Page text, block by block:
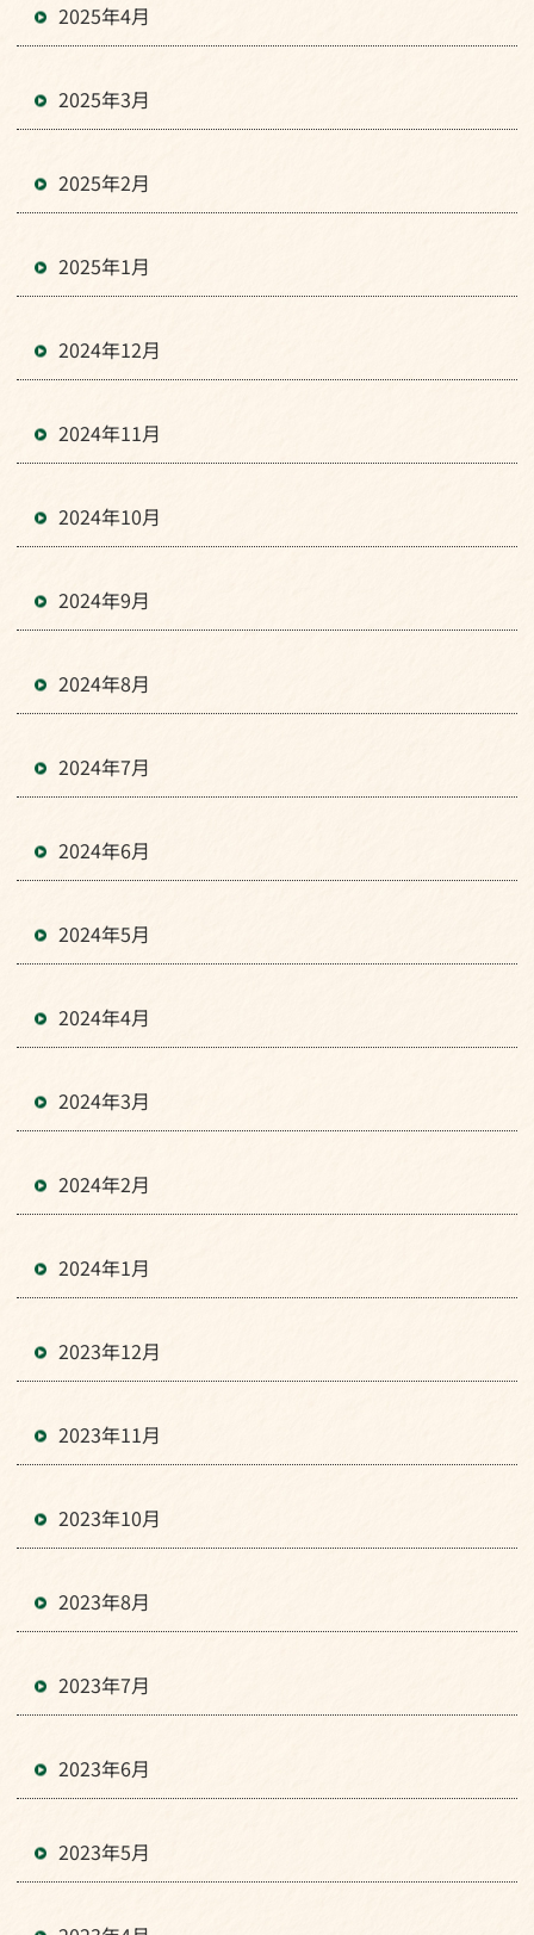
2025年4月
2025年3月
2025年2月
2025年1月
2024年12月
2024年11月
2024年10月
2024年9月
2024年8月
2024年7月
2024年6月
2024年5月
2024年4月
2024年3月
2024年2月
2024年1月
2023年12月
2023年11月
2023年10月
2023年8月
2023年7月
2023年6月
2023年5月